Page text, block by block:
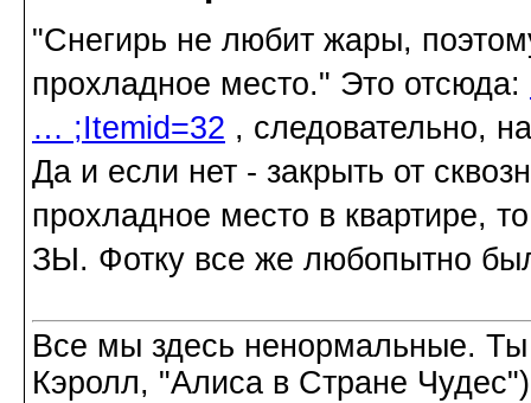
"Снегирь не любит жары,
прохладное место." Это отсюда:
… ;Itemid=32 , следовательно,
Да и если нет - закрыть от
прохладное место в квартире,
ЗЫ. Фотку все же любопытно
Все мы здесь ненормальные.
Кэролл, "Алиса в Стране Чудес")